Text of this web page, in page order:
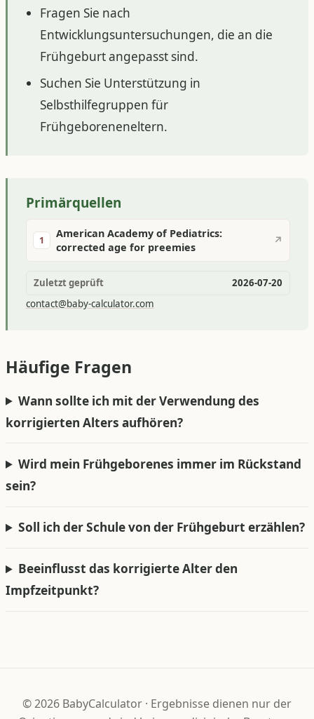
Fragen Sie nach
Entwicklungsuntersuchungen, die an die
Frühgeburt angepasst sind.
Suchen Sie Unterstützung in
Selbsthilfegruppen für
Frühgeboreneneltern.
Primärquellen
1
American Academy of Pediatrics:
corrected age for preemies
↗
Zuletzt geprüft
2026-07-20
contact@baby-calculator.com
Häufige Fragen
Wann sollte ich mit der Verwendung des
korrigierten Alters aufhören?
Wird mein Frühgeborenes immer im Rückstand
sein?
Soll ich der Schule von der Frühgeburt erzählen?
Beeinflusst das korrigierte Alter den
Impfzeitpunkt?
©2026 BabyCalculator · Ergebnisse dienen nur der